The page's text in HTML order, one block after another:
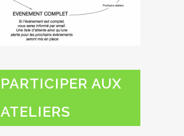
PARTICIPER AUX
ATELIERS